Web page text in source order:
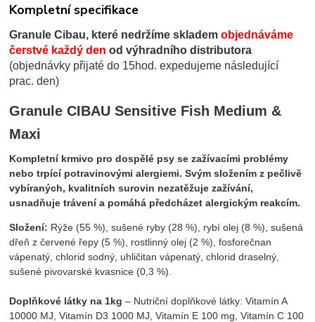
Kompletní specifikace
Granule Cibau, které nedržíme sklademobjednáváme
čerstvé každý denod výhradního distributora
(objednávky přijaté do 15hod. expedujeme následující
prac. den)
Granule CIBAU Sensitive Fish Medium &
Maxi
Kompletní krmivo pro dospělé psy se zažívacími problémy
nebo trpící potravinovými alergiemi.Svým složením z pečlivě
vybíraných, kvalitních surovin nezatěžuje zažívání,
usnadňuje trávení a pomáhá předcházet alergickým reakcím.
Složení: Rýže (55 %), sušené ryby (28 %), rybí olej (8 %), sušená
dřeň z červené řepy (5 %), rostlinný olej (2 %), fosforečnan
vápenatý, chlorid sodný, uhličitan vápenatý, chlorid draselný,
sušené pivovarské kvasnice (0,3 %).
Doplňkové látky na 1kg – Nutriční doplňkové látky: Vitamín A
10000 MJ, Vitamín D3 1000 MJ, Vitamín E 100 mg, Vitamín C 100